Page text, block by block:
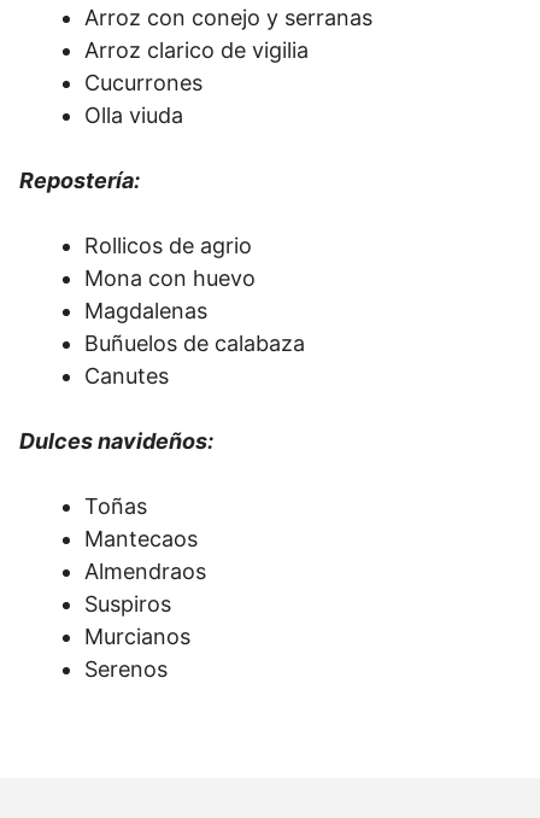
Arroz con conejo y serranas
Arroz clarico de vigilia
Cucurrones
Olla viuda
Repostería:
Rollicos de agrio
Mona con huevo
Magdalenas
Buñuelos de calabaza
Canutes
Dulces navideños:
Toñas
Mantecaos
Almendraos
Suspiros
Murcianos
Serenos